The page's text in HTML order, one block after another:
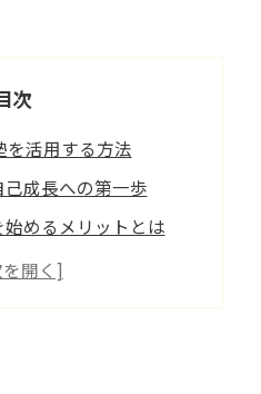
次
を活用する方法
成長への第一歩
めるメリットとは
活用法を解説